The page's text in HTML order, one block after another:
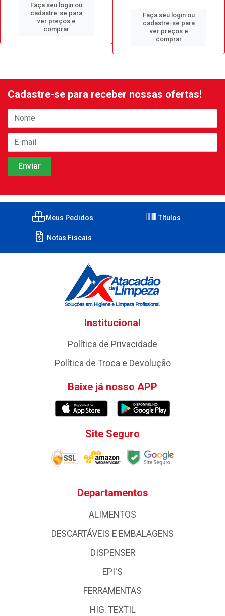
Faça seu login ou
cadastre-se para
ver preços e
comprar
Faça seu login ou
cadastre-se para
ver preços e
comprar
Cadastre-se para receber nossas ofertas!
Meus Pedidos Títulos
Notas Fiscais
Institucional
Política de Privacidade
Política de Troca e Devolução
Baixe já nosso APP
Site Seguro
Departamentos
ALIMENTOS
DESCARTÁVEIS E EMBALAGENS
DISPENSER
EPI'S
FERRAMENTAS
HIG. TEXTIL